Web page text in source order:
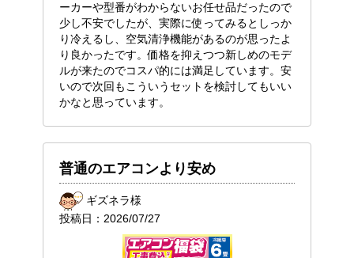
ーカーや型番がわからないお任せ品だったので
少し不安でしたが、実際に使ってみるとしっか
り冷えるし、空気清浄機能があるのが思ったよ
り良かったです。価格を抑えつつ新しめのモデ
ルが来たのでコスパ的には満足しています。安
いので次回もこういうセットを検討してもいい
かなと思っています。
普通のエアコンより安め
ギズネラ様
投稿日： 2026/07/27